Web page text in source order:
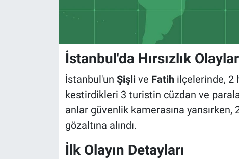
İstanbul'da Hırsızlık
İstanbul'un Şişlive Fatihilçelerinde, 2
kestirdikleri 3 turistin cüzdan ve
anlar güvenlik kamerasına
gözaltına alındı.
İlk Olayın Detayları